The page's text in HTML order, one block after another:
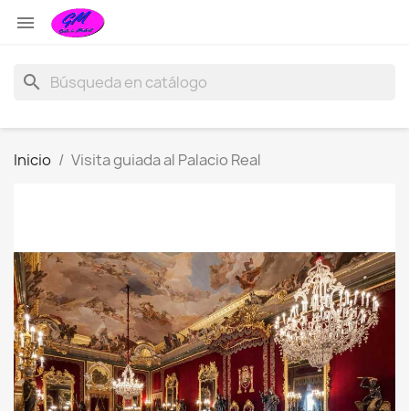

search
Inicio Visita guiada al Palacio Real